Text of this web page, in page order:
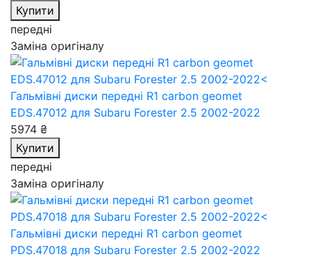
Купити
передні
Заміна оригіналу
Гальмівні диски передні R1 carbon geomet
EDS.47012 для Subaru Forester 2.5 2002-2022
5974 ₴
Купити
передні
Заміна оригіналу
Гальмівні диски передні R1 carbon geomet
PDS.47018 для Subaru Forester 2.5 2002-2022